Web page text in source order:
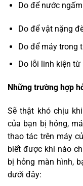
Do để nước
Do để vật nặng
Do để máy trong
Do lỗi linh kiện
Những trường hợp
Sẽ thật khó chịu
của bạn bị hỏng,
thao tác trên máy
biết được khi nào
bị hỏng màn hình,
dưới đây: